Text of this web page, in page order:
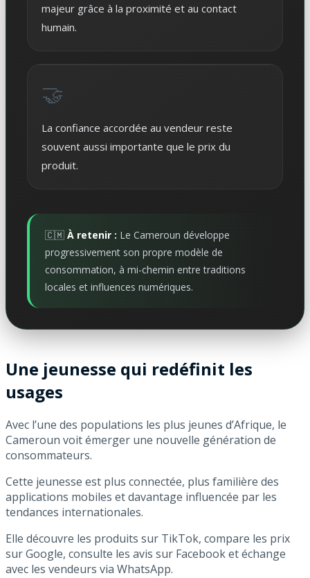
majeur grâce à la proximité et au contact
humain.
🤝
La confiance accordée au vendeur reste
souvent aussi importante que le prix du
produit.
🇨🇲 À retenir : Le Cameroun développe
progressivement son propre modèle de
consommation, à mi-chemin entre traditions
locales et influences numériques.
Une jeunesse qui redéfinit les
usages
Avec l’une des populations les plus jeunes d’Afrique, le
Cameroun voit émerger une nouvelle génération de
consommateurs.
Cette jeunesse est plus connectée, plus familière des
applications mobiles et davantage influencée par les
tendances internationales.
Elle découvre les produits sur TikTok, compare les prix
sur Google, consulte les avis sur Facebook et échange
avec les vendeurs via WhatsApp.